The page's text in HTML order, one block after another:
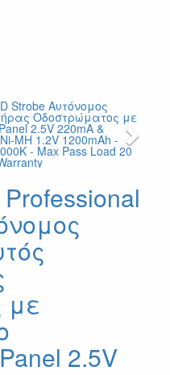
Next
με
2.5V